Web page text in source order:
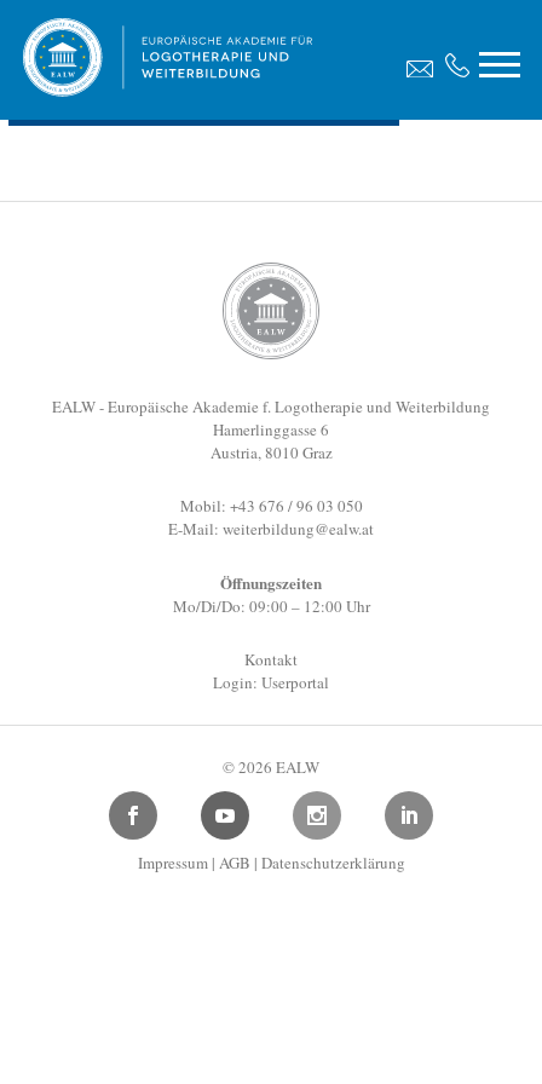
Diplomarbeit, Hartig Hans
Dateigröße:575.05 KBDateiformat :
EALW - Europäische Akademie f. Logotherapie und Weiterbildung
Hamerlinggasse 6
Austria, 8010 Graz
Mobil: +43 676 / 96 03 050
E-Mail: weiterbildung@ealw.at
Öffnungszeiten
Mo/Di/Do: 09:00 – 12:00 Uhr
Kontakt
Login: Userportal
© 2026 EALW
Impressum| AGB | Datenschutzerklärung